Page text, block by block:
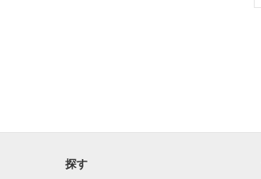
探す